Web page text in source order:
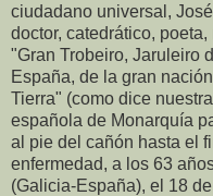
ciudadano universal,
doctor, catedrático,
"Gran Trobeiro, Jaruleiro
España, de la gran
Tierra" (como dice
española de Monarquía
al pie del cañón hasta el
enfermedad, a los 63
(Galicia-España), el 18